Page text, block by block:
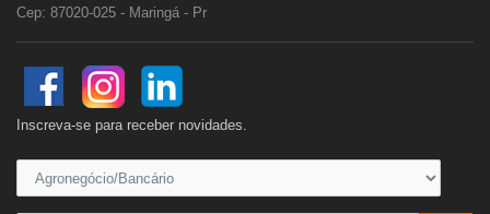
Cep: 87020-025 - Maringá - Pr
Inscreva-se para receber novidades.